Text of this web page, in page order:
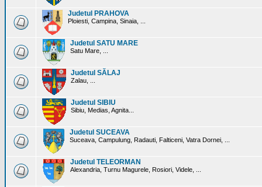
Judetul PRAHOVA
Ploiesti, Campina, Sinaia, ...
Judetul SATU MARE
Satu Mare, ...
Judetul SĂLAJ
Zalau, ...
Judetul SIBIU
Sibiu, Medias, Agnita...
Judetul SUCEAVA
Suceava, Campulung, Radauti, Falticeni, Vatra Dornei, ...
Judetul TELEORMAN
Alexandria, Turnu Magurele, Rosiori, Videle, ...